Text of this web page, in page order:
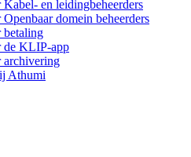
en leidingbeheerders
domein beheerders
betaling
de KLIP-app
archivering
Athumi